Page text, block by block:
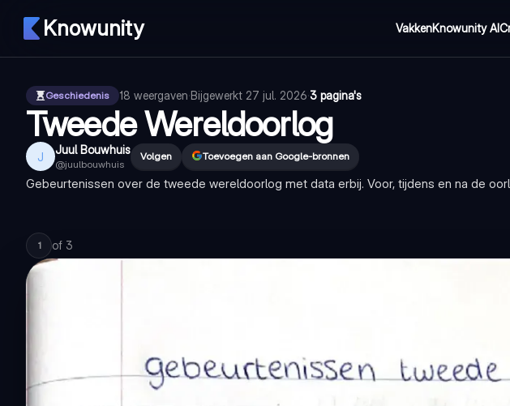
Knowunity VakkenKnowunity AI
Geschiedenis 18 weergaven·Bijgewerkt 27 jul. 2026·3 pagina's
Tweede Wereldoorlog
J Juul Bouwhuis
@juulbouwhuis
Volgen Toevoegen aan Google-bronnen
Gebeurtenissen over de tweede wereldoorlog met data erbij. Voor, tijdens en na de
1 of 3